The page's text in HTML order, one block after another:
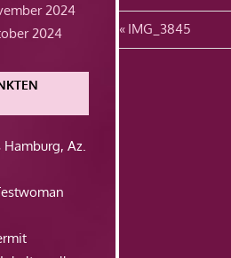
Vorheriger
Beitrag:
IMG_3845
2024
2024
Az.